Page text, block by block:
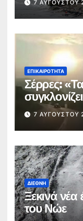
7 ΑΥΓΟΎΣΤΟΥ
ΕΠΙΚΑΙΡΌΤΗΤΑ
Σέρρες:
θυμάτων
7 ΑΥΓΟΎΣΤΟΥ
ΔΙΕΘΝΉ
Ξεκινά νέα
του Νώε